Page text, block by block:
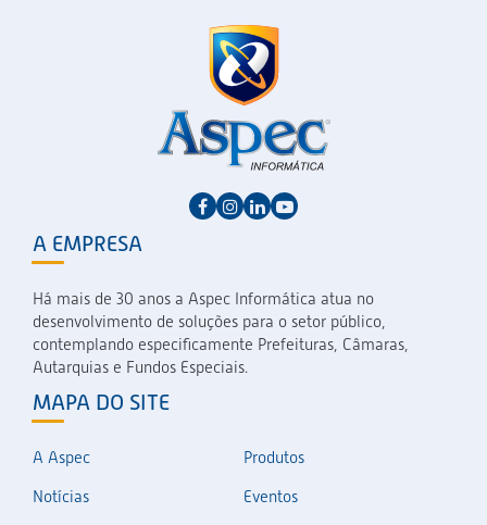
A EMPRESA
Há mais de 30 anos a Aspec Informática atua no
desenvolvimento de soluções para o setor público,
contemplando especificamente Prefeituras, Câmaras,
Autarquias e Fundos Especiais.
MAPA DO SITE
A Aspec
Produtos
Notícias
Eventos